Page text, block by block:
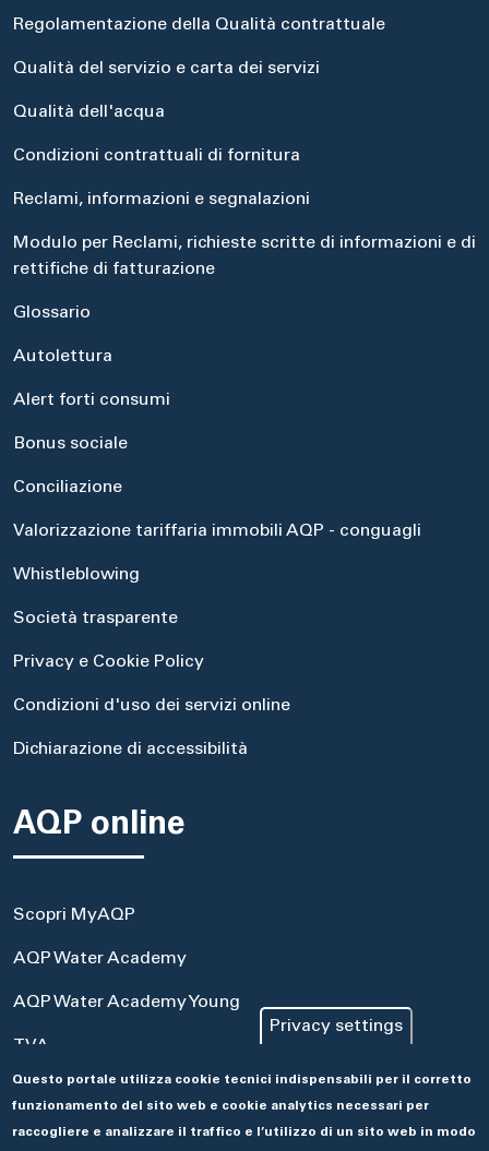
Regolamentazione della Qualità contrattuale
Qualità del servizio e carta dei servizi
Qualità dell'acqua
Condizioni contrattuali di fornitura
Reclami, informazioni e segnalazioni
Modulo per Reclami, richieste scritte di informazioni e di
rettifiche di fatturazione
Glossario
Autolettura
Alert forti consumi
Bonus sociale
Conciliazione
Valorizzazione tariffaria immobili AQP - conguagli
Whistleblowing
Società trasparente
Privacy e Cookie Policy
Condizioni d'uso dei servizi online
Dichiarazione di accessibilità
AQP online
Scopri MyAQP
AQP Water Academy
AQP Water Academy Young
TVA
Portale Acquisti
Aseco
Privacy settings
Questo portale utilizza cookie tecnici indispensabili per il corretto
funzionamento del sito web e cookie analytics necessari per
raccogliere e analizzare il traffico e l’utilizzo di un sito web in modo